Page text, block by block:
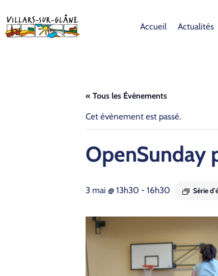
Accueil Actualités
« Tous les Évènements
Cet évènement est passé.
Open­Sun­day
3 mai @ 13h30 - 16h30 Série